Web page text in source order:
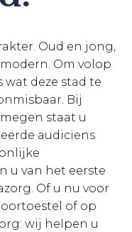
Oud en jong,
Om volop
deze stad te
Bij
staat u
audiciens
u van het eerste
Of u nu voor
of op
wij helpen u